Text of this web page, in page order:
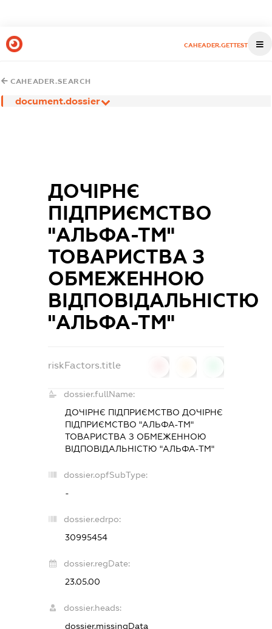
CAHEADER.GETTEST
CAHEADER.SEARCH
document.dossier
ДОЧІРНЄ
ПІДПРИЄМСТВО
"АЛЬФА-ТМ"
ТОВАРИСТВА З
ОБМЕЖЕННОЮ
ВІДПОВІДАЛЬНІСТЮ
"АЛЬФА-ТМ"
riskFactors.title
dossier.fullName:
ДОЧІРНЄ ПІДПРИЄМСТВО ДОЧІРНЄ
ПІДПРИЄМСТВО "АЛЬФА-ТМ"
ТОВАРИСТВА З ОБМЕЖЕННОЮ
ВІДПОВІДАЛЬНІСТЮ "АЛЬФА-ТМ"
dossier.opfSubType:
-
dossier.edrpo:
30995454
dossier.regDate:
23.05.00
dossier.heads:
dossier.missingData